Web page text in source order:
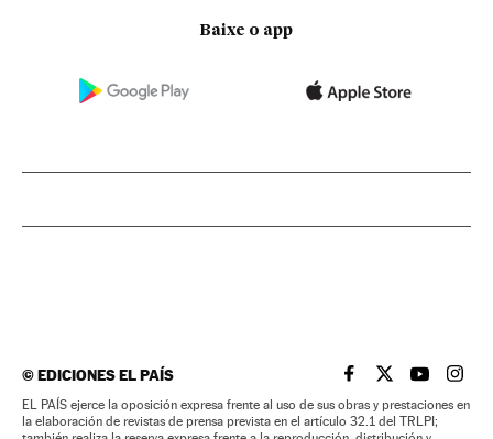
Baixe o app
©EDICIONES EL PAÍS EL PAÍS BRASIL EN
EL PAÍSEL PAÍS
EL
EL PAÍS ejerce la oposición expresa frente al uso de sus obras y prestaciones en
la elaboración de revistas de prensa prevista en el artículo 32.1 del TRLPI;